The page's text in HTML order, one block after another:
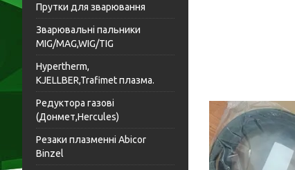
Прутки для зварювання
Зварювальні пальники
MIG/MAG,WIG/TIG
Hypertherm,
KJELLBER,Trafimet плазма.
Редуктора газові
(Донмет,Hercules)
Резаки плазменні Abicor
Binzel